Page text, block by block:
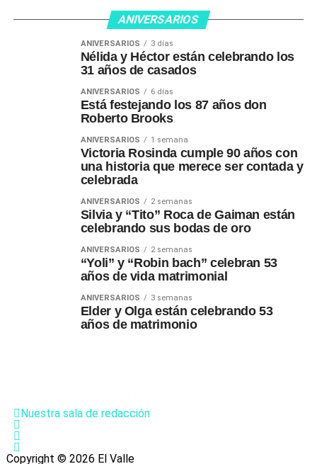
ANIVERSARIOS
ANIVERSARIOS 3 días
Nélida y Héctor están celebrando los
31 años de casados
ANIVERSARIOS 6 días
Está festejando los 87 años don
Roberto Brooks
ANIVERSARIOS 1 semana
Victoria Rosinda cumple 90 años con
una historia que merece ser contada y
celebrada
ANIVERSARIOS 2 semanas
Silvia y “Tito” Roca de Gaiman están
celebrando sus bodas de oro
ANIVERSARIOS 2 semanas
“Yoli” y “Robin bach” celebran 53
años de vida matrimonial
ANIVERSARIOS 3 semanas
Elder y Olga están celebrando 53
años de matrimonio
Nuestra sala de redacción
Copyright © 2026 El Valle